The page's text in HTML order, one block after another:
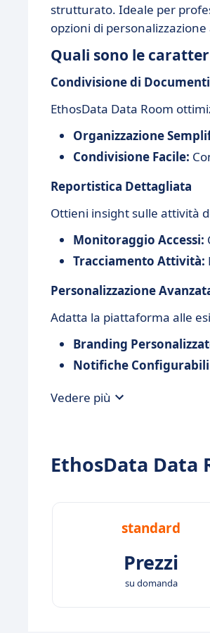
strutturato. Ideale per
opzioni di
Quali sono le
Condivisione di
EthosData Data Room
Organizzazione
Condivisione Facile:
Reportistica Dettagliata
Ottieni insight sulle attività
Monitoraggio Accessi:
Tracciamento Attività:
Personalizzazione
Adatta la piattaforma alle
Branding
Notifiche
Vedere più
EthosData Data
standard
Prezzi
su domanda